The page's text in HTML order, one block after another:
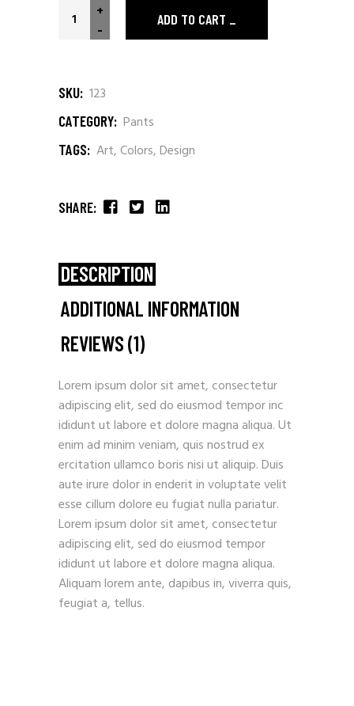
-
+ ADD TO CART
SKU: 123
CATEGORY: Pants
TAGS: Art,Colors,Design
SHARE:
DESCRIPTION
ADDITIONAL INFORMATION
REVIEWS (1)
Lorem ipsum dolor sit amet, consectetur
adipiscing elit, sed do eiusmod tempor inc
ididunt ut labore et dolore magna aliqua. Ut
enim ad minim veniam, quis nostrud ex
ercitation ullamco boris nisi ut aliquip. Duis
aute irure dolor in enderit in voluptate velit
esse cillum dolore eu fugiat nulla pariatur.
Lorem ipsum dolor sit amet, consectetur
adipiscing elit, sed do eiusmod tempor
ididunt ut labore et dolore magna aliqua.
Aliquam lorem ante, dapibus in, viverra quis,
feugiat a, tellus.